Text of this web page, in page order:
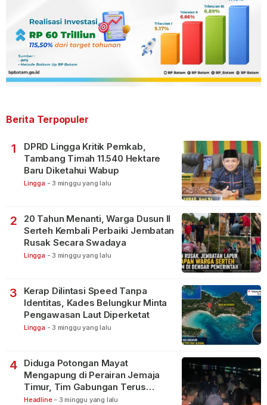
Berita Terpopuler
1
DPRD Lingga Kritik Pemkab,
Tambang Timah 11.540 Hektare
Baru Diketahui Wabup
Lingga - 3 minggu yang lalu
2
20 Tahun Menanti, Warga Dusun II
Serteh Kembali Perbaiki Jembatan
Rusak Secara Swadaya
Lingga - 3 minggu yang lalu
3
Kerap Dilintasi Speed Tanpa
Identitas, Kades Belungkur Minta
Pengawasan Laut Diperketat
Lingga - 3 minggu yang lalu
4
Diduga Potongan Mayat
Mengapung di Perairan Jemaja
Timur, Tim Gabungan Terus
Lakukan Pencarian
Headline - 3 minggu yang lalu